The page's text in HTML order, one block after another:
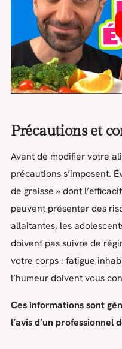
Précautions et
Avant de modifier votre
précautions s’imposent.
de graisse » dont
peuvent présenter des
allaitantes, les
doivent pas suivre de
votre corps : fatigue
l’humeur doivent vous
Ces informations sont
l’avis d’un professionnel